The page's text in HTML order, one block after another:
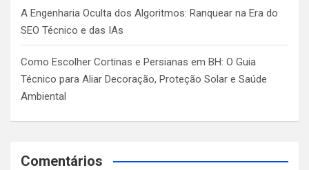
A Engenharia Oculta dos Algoritmos: Ranquear na Era do
SEO Técnico e das IAs
Como Escolher Cortinas e Persianas em BH: O Guia
Técnico para Aliar Decoração, Proteção Solar e Saúde
Ambiental
Comentários